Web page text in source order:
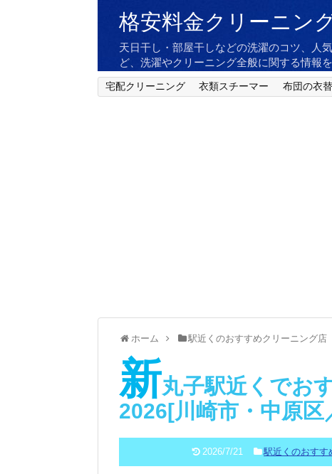
格安料金クリーニン
天日干し・部屋干しなどの洗濯のコツ、人
ど、洗濯やクリーニング全般に関する情報
宅配クリーニング 衣類スチーマー 布団の衣
ホーム 駅近くのおすすめクリーニング店
新丸子駅近くでお
2026[川崎市・中原区
2026/7/21 駅近くのおすす